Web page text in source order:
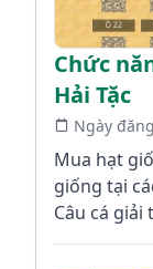
Chức
Hải Tặc
Ngày
Mua hạt
giống tại
Câu cá giải